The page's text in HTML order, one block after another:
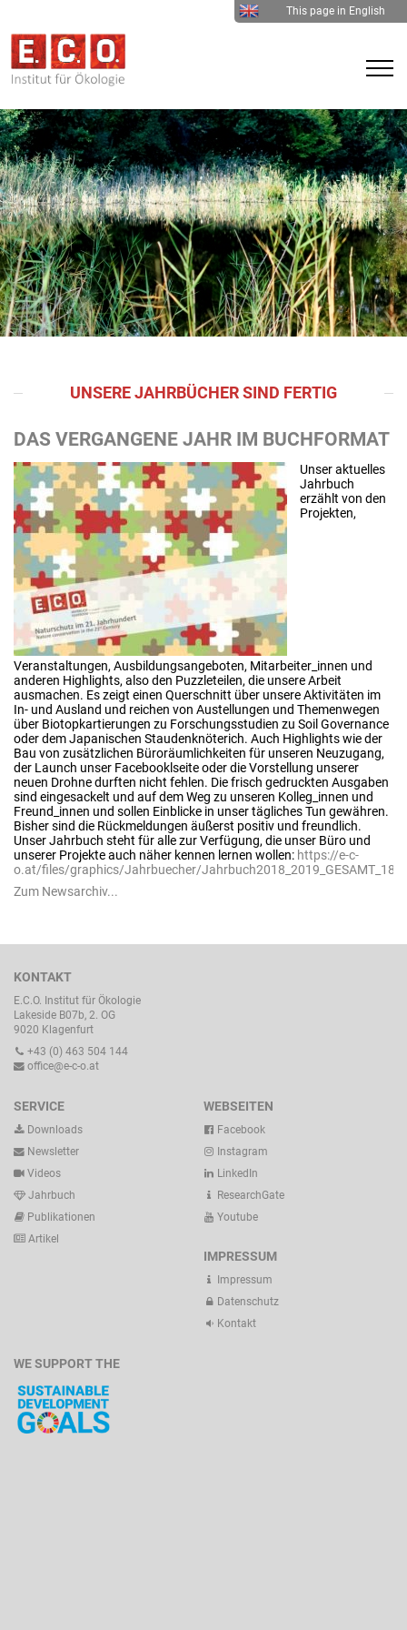
This page in English
UNSERE JAHRBÜCHER SIND FERTIG
DAS VERGANGENE JAHR IM BUCHFORMAT
Unser aktuelles
Jahrbuch
erzählt von den
Projekten,
Veranstaltungen, Ausbildungsangeboten, Mitarbeiter_innen und
anderen Highlights, also den Puzzleteilen, die unsere Arbeit
ausmachen. Es zeigt einen Querschnitt über unsere Aktivitäten im
In- und Ausland und reichen von Austellungen und Themenwegen
über Biotopkartierungen zu Forschungsstudien zu Soil Governance
oder dem Japanischen Staudenknöterich. Auch Highlights wie der
Bau von zusätzlichen Büroräumlichkeiten für unseren Neuzugang,
der Launch unser Facebooklseite oder die Vorstellung unserer
neuen Drohne durften nicht fehlen. Die frisch gedruckten Ausgaben
sind eingesackelt und auf dem Weg zu unseren Kolleg_innen und
Freund_innen und sollen Einblicke in unser tägliches Tun gewähren.
Bisher sind die Rückmeldungen äußerst positiv und freundlich.
Unser Jahrbuch steht für alle zur Verfügung, die unser Büro und
unserer Projekte auch näher kennen lernen wollen: https://e-c-
o.at/files/graphics/Jahrbuecher/
Zum Newsarchiv...
KONTAKT
E.C.O. Institut für Ökologie
Lakeside B07b, 2. OG
9020 Klagenfurt
+43 (0) 463 504 144
office@e-c-o.at
SERVICE
Downloads
Newsletter
Videos
Jahrbuch
Publikationen
Artikel
WEBSEITEN
Facebook
Instagram
LinkedIn
ResearchGate
Youtube
IMPRESSUM
Impressum
Datenschutz
Kontakt
WE SUPPORT THE